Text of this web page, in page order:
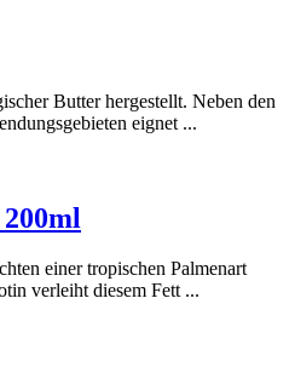
Butter hergestellt. Neben den
eignet ...
einer tropischen Palmenart
verleiht diesem Fett ...